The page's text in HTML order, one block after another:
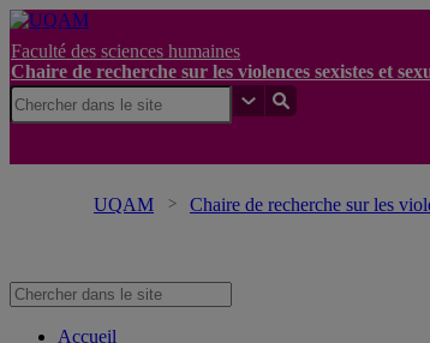
Faculté des sciences humaines
Chaire de recherche sur les violences sexistes et
UQAM Chaire de recherche sur les
Accueil